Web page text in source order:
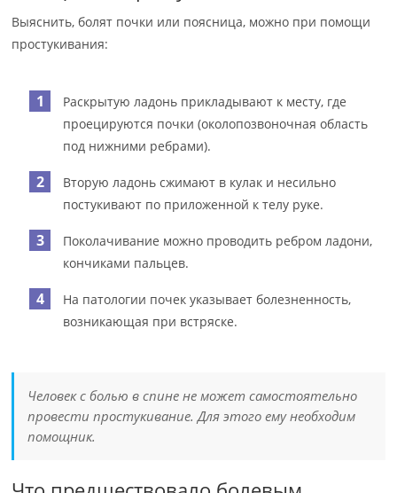
Выяснить, болят почки или поясница, можно при помощи
простукивания:
Раскрытую ладонь прикладывают к месту, где
проецируются почки (околопозвоночная область
под нижними ребрами).
Вторую ладонь сжимают в кулак и несильно
постукивают по приложенной к телу руке.
Поколачивание можно проводить ребром ладони,
кончиками пальцев.
На патологии почек указывает болезненность,
возникающая при встряске.
Человек с болью в спине не может самостоятельно
провести простукивание. Для этого ему необходим
помощник.